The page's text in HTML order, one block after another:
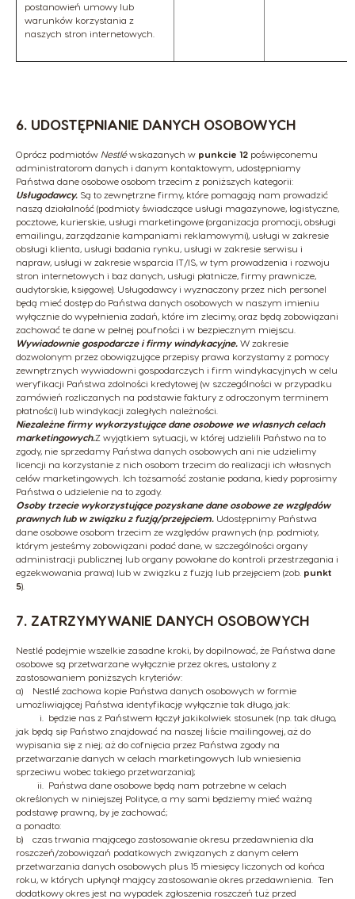
postanowień umowy lub
warunków korzystania z
naszych stron internetowych.
6. UDOSTĘPNIANIE DANYCH OSOBOWYCH
Oprócz podmiotów Nestléwskazanych w punkcie 12 poświęconemu
administratorom danych i danym kontaktowym, udostępniamy
Państwa dane osobowe osobom trzecim z poniższych kategorii:
Usługodawcy. Są to zewnętrzne firmy, które pomagają nam prowadzić
naszą działalność (podmioty świadczące usługi magazynowe, logistyczne,
pocztowe, kurierskie, usługi marketingowe (organizacja promocji, obsługi
emailingu, zarządzanie kampaniami reklamowymi), usługi w zakresie
obsługi klienta, usługi badania rynku, usługi w zakresie serwisu i
napraw, usługi w zakresie wsparcia IT/IS, w tym prowadzenia i rozwoju
stron internetowych i baz danych, usługi płatnicze, firmy prawnicze,
audytorskie, księgowe). Usługodawcy i wyznaczony przez nich personel
będą mieć dostęp do Państwa danych osobowych w naszym imieniu
wyłącznie do wypełnienia zadań, które im zlecimy, oraz będą zobowiązani
zachować te dane w pełnej poufności i w bezpiecznym miejscu.
Wywiadownie gospodarcze i firmy windykacyjne. W zakresie
dozwolonym przez obowiązujące przepisy prawa korzystamy z pomocy
zewnętrznych wywiadowni gospodarczych i firm windykacyjnych w celu
weryfikacji Państwa zdolności kredytowej (w szczególności w przypadku
zamówień rozliczanych na podstawie faktury z odroczonym terminem
płatności) lub windykacji zaległych należności.
Niezależne firmy wykorzystujące dane osobowe we własnych celach
marketingowych.Z wyjątkiem sytuacji, w której udzielili Państwo na to
zgody, nie sprzedamy Państwa danych osobowych ani nie udzielimy
licencji na korzystanie z nich osobom trzecim do realizacji ich własnych
celów marketingowych. Ich tożsamość zostanie podana, kiedy poprosimy
Państwa o udzielenie na to zgody.
Osoby trzecie wykorzystujące pozyskane dane osobowe ze względów
prawnych lub w związku z fuzją/przejęciem. Udostępnimy Państwa
dane osobowe osobom trzecim ze względów prawnych (np. podmioty,
którym jesteśmy zobowiązani podać dane, w szczególności organy
administracji publicznej lub organy powołane do kontroli przestrzegania i
egzekwowania prawa) lub w związku z fuzją lub przejęciem (zob. punkt
5).
7. ZATRZYMYWANIE DANYCH OSOBOWYCH
Nestlé podejmie wszelkie zasadne kroki, by dopilnować, że Państwa dane
osobowe są przetwarzane wyłącznie przez okres, ustalony z
zastosowaniem poniższych kryteriów:
a) Nestlé zachowa kopie Państwa danych osobowych w formie
umożliwiającej Państwa identyfikację wyłącznie tak długo, jak:
i. będzie nas z Państwem łączył jakikolwiek stosunek (np. tak długo,
jak będą się Państwo znajdować na naszej liście mailingowej, aż do
wypisania się z niej; aż do cofnięcia przez Państwa zgody na
przetwarzanie danych w celach marketingowych lub wniesienia
sprzeciwu wobec takiego przetwarzania);
ii. Państwa dane osobowe będą nam potrzebne w celach
określonych w niniejszej Polityce, a my sami będziemy mieć ważną
podstawę prawną, by je zachować;
a ponadto:
b) czas trwania mającego zastosowanie okresu przedawnienia dla
roszczeń/zobowiązań podatkowych związanych z danym celem
przetwarzania danych osobowych plus 15 miesięcy liczonych od końca
roku, w których upłynął mający zastosowanie okres przedawnienia. Ten
dodatkowy okres jest na wypadek zgłoszenia roszczeń tuż przed